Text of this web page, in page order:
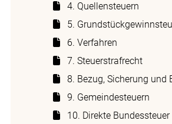
4. Quellensteuern
5.
6. Verfahren
7. Steuerstrafrecht
8. Bezug, Sicherung und
9. Gemeindesteuern
10. Direkte Bundessteuer
Kanton gilt:
Ansässigkeit in der Schweiz: der
Wohnsitzkanton
Bei Personen mit Ansässigkeit im
Wochenaufenthalt in der Schweiz: der
5 Ablieferung der
6 Bereinigung allfälliger